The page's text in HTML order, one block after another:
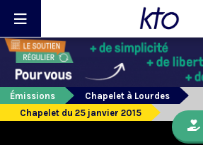
Émissions
Chapelet à Lourdes
Chapelet du 25 janvier 2015